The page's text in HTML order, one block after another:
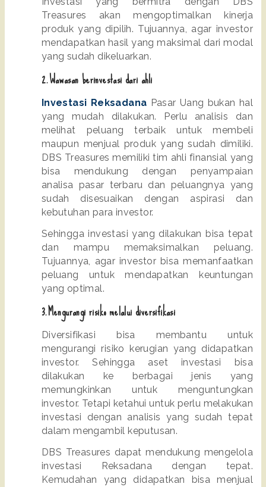
Treasures akan mengoptimalkan kinerja
produk yang dipilih. Tujuannya, agar investor
mendapatkan hasil yang maksimal dari modal
yang sudah dikeluarkan.
2.Wawasan berinvestasi dari ahli
Investasi Reksadana Pasar Uang bukan hal
yang mudah dilakukan. Perlu analisis dan
melihat peluang terbaik untuk membeli
maupun menjual produk yang sudah dimiliki.
DBS Treasures memiliki tim ahli finansial yang
bisa mendukung dengan penyampaian
analisa pasar terbaru dan peluangnya yang
sudah disesuaikan dengan aspirasi dan
kebutuhan para investor.
Sehingga investasi yang dilakukan bisa tepat
dan mampu memaksimalkan peluang.
Tujuannya, agar investor bisa memanfaatkan
peluang untuk mendapatkan keuntungan
yang optimal.
3.Mengurangi risiko melalui diversifikasi
Diversifikasi bisa membantu untuk
mengurangi risiko kerugian yang didapatkan
investor. Sehingga aset investasi bisa
dilakukan ke berbagai jenis yang
memungkinkan untuk menguntungkan
investor. Tetapi ketahui untuk perlu melakukan
investasi dengan analisis yang sudah tepat
dalam mengambil keputusan.
DBS Treasures dapat mendukung mengelola
investasi Reksadana dengan tepat.
Kemudahan yang didapatkan bisa menjual